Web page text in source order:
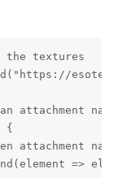
the textures
{
attachment
=>